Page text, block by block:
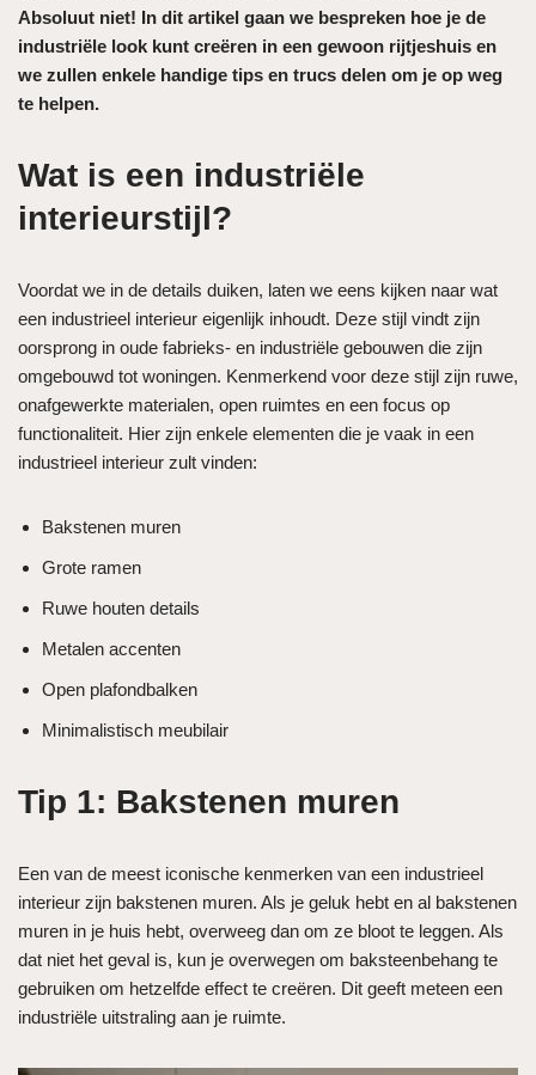
Absoluut niet! In dit artikel gaan we bespreken hoe je de
industriële look kunt creëren in een gewoon rijtjeshuis en
we zullen enkele handige tips en trucs delen om je op weg
te helpen.
Wat is een industriële
interieurstijl?
Voordat we in de details duiken, laten we eens kijken naar wat
een industrieel interieur eigenlijk inhoudt. Deze stijl vindt zijn
oorsprong in oude fabrieks- en industriële gebouwen die zijn
omgebouwd tot woningen. Kenmerkend voor deze stijl zijn ruwe,
onafgewerkte materialen, open ruimtes en een focus op
functionaliteit. Hier zijn enkele elementen die je vaak in een
industrieel interieur zult vinden:
Bakstenen muren
Grote ramen
Ruwe houten details
Metalen accenten
Open plafondbalken
Minimalistisch meubilair
Tip 1: Bakstenen muren
Een van de meest iconische kenmerken van een industrieel
interieur zijn bakstenen muren. Als je geluk hebt en al bakstenen
muren in je huis hebt, overweeg dan om ze bloot te leggen. Als
dat niet het geval is, kun je overwegen om baksteenbehang te
gebruiken om hetzelfde effect te creëren. Dit geeft meteen een
industriële uitstraling aan je ruimte.